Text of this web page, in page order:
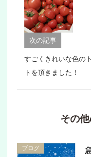
次の記事
すごくきれいな色の
トを頂きました！
その
ブログ